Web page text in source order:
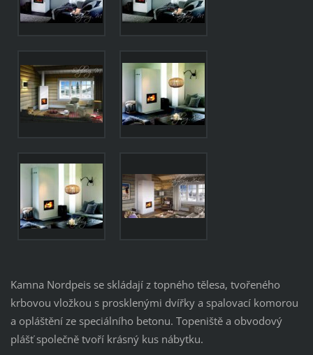
Kamna Nordpeis se skládají z topného tělesa, tvořeného
krbovou vložkou s prosklenými dvířky a spalovací komorou
a opláštění ze speciálního betonu. Topeniště a obvodový
plášť společně tvoří krásný kus nábytku.